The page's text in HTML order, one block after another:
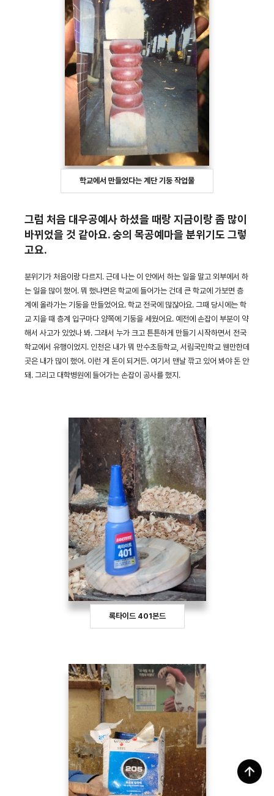
학교에서 만들었다는 계단 기둥 작업물
그럼 처음 대우공예사 하셨을 때랑 지금이랑 좀 많이
바뀌었을 것 같아요. 숭의 목공예마을 분위기도 그렇
고요.
분위기가 처음이랑 다르지. 근데 나는 이 안에서 하는 일을 말고 외부에서 하
는 일을 많이 했어. 뭐 했냐면은 학교에 들어가는 건데 큰 학교에 가보면 층
계에 올라가는 기둥을 만들었어요. 학교 전국에 많잖아요. 그때 당시에는 학
교 지을 때 층계 입구마다 양쪽에 기둥을 세웠어요. 예전에 손잡이 부분이 약
해서 사고가 있었나 봐. 그래서 누가 크고 튼튼하게 만들기 시작하면서 전국
학교에서 유행이었지. 인천은 내가 뭐 만수초등학교, 서림국민학교 웬만한데
곳은 내가 많이 했어. 이런 게 돈이 되거든. 여기서 맨날 깎고 있어 봐야 돈 안
돼. 그리고 대학병원에 들어가는 손잡이 공사를 했지.
록타이드 401본드